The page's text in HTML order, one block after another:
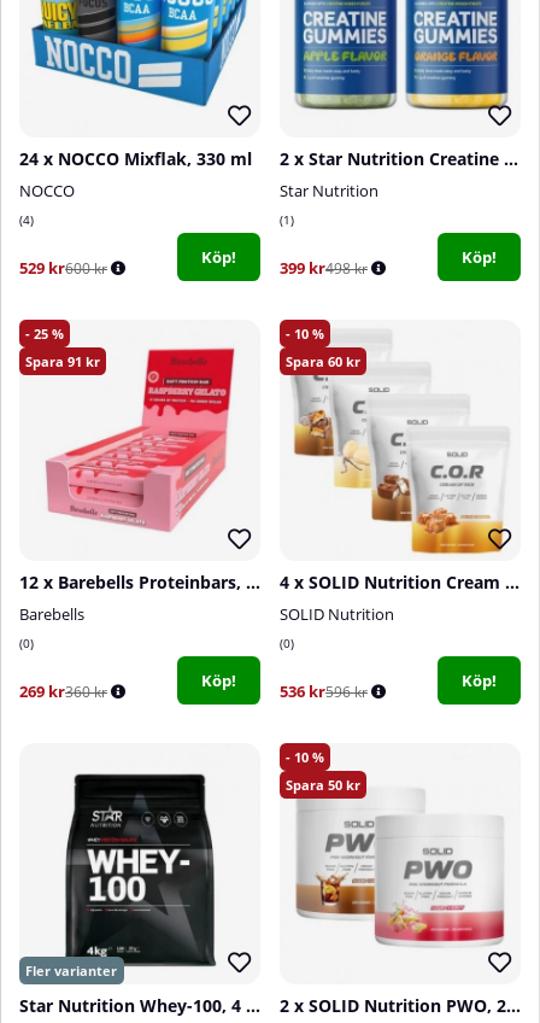
24 x NOCCO Mixflak, 330 ml
NOCCO
4
529 kr600 kr
Köp!
2 x Star Nutrition Creatine Gummies, 75 st
Star Nutrition
1
399 kr498 kr
Köp!
25
91
12 x Barebells Proteinbars, 55 g (Raspberry Gelato)
Barebells
0
269 kr360 kr
Köp!
10
60
4 x SOLID Nutrition Cream Of Rice, 1 kg
SOLID Nutrition
0
536 kr596 kr
Köp!
Star Nutrition Whey-100, 4 kg
10
50
2 x SOLID Nutrition PWO, 230 g